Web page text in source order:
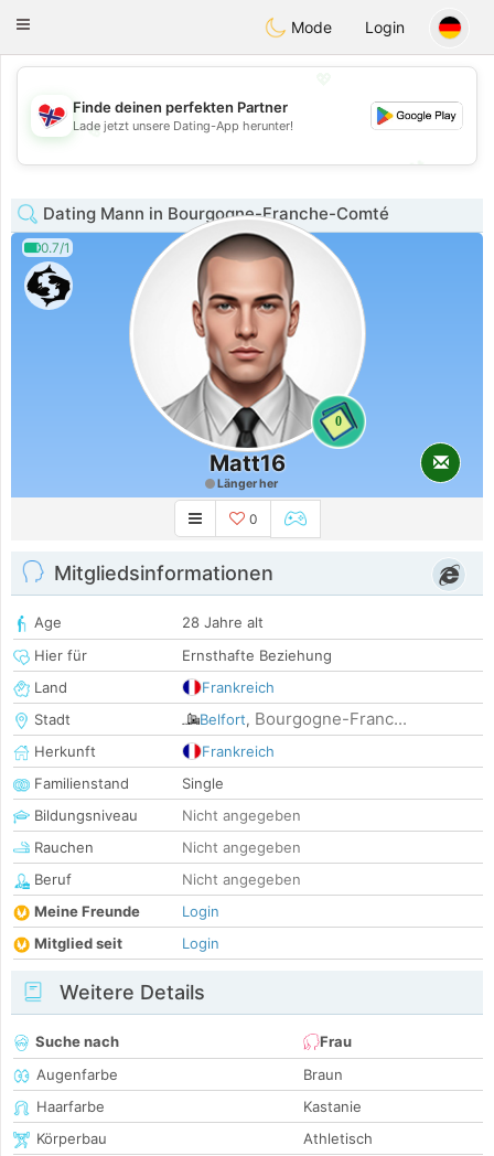
EkteNordmenn
Toggle
Mode Login
💖
💕
Finde deinen perfekten Partner
Lade jetzt unsere Dating-App herunter!
Dating Mann in Bourgogne-Franche-Comté
0.7/1
0
Matt16
Länger her
0
Mitgliedsinformationen
Age
28 Jahre alt
Hier für
Ernsthafte Beziehung
Land
Frankreich
Stadt
Belfort, Bourgogne-Franc...
Herkunft
Frankreich
Familienstand
Single
Bildungsniveau
Nicht angegeben
Rauchen
Nicht angegeben
Beruf
Nicht angegeben
Meine Freunde
Login
Mitglied seit
Login
Weitere Details
Suche nach
Frau
Augenfarbe
Braun
Haarfarbe
Kastanie
Körperbau
Athletisch